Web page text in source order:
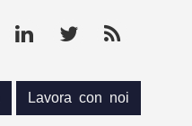
Lavora con noi